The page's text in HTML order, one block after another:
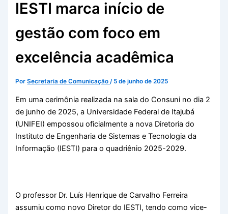
IESTI marca início de
gestão com foco em
excelência acadêmica
PorSecretaria de Comunicação/ 5 de junho de 2025
Em uma cerimônia realizada na sala do Consuni no dia 2
de junho de 2025, a Universidade Federal de Itajubá
(UNIFEI) empossou oficialmente a nova Diretoria do
Instituto de Engenharia de Sistemas e Tecnologia da
Informação (IESTI) para o quadriênio 2025-2029.
O professor Dr. Luís Henrique de Carvalho Ferreira
assumiu como novo Diretor do IESTI, tendo como vice-